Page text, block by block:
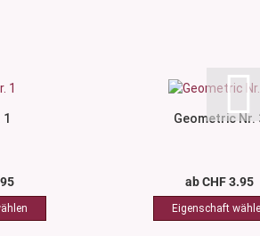
Geometric Nr.
ab CHF 3.95